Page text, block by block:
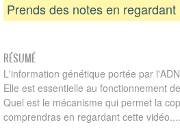
Prends des notes en regardant
RÉSUMÉ
L'information génétique portée par
Elle est essentielle au fonctionnement
Quel est le mécanisme qui permet la
comprendras en regardant cette vidéo....